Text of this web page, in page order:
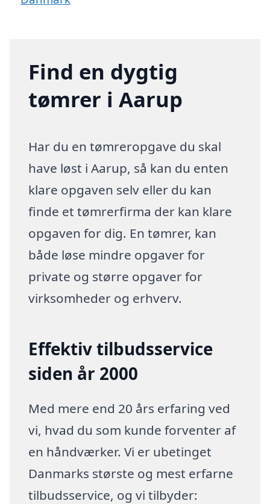
Find en dygtig
tømrer i Aarup
Har du en tømreropgave du skal
have løst i Aarup, så kan du enten
klare opgaven selv eller du kan
finde et tømrerfirma der kan klare
opgaven for dig. En tømrer, kan
både løse mindre opgaver for
private og større opgaver for
virksomheder og erhverv.
Effektiv tilbudsservice
siden år 2000
Med mere end 20 års erfaring ved
vi, hvad du som kunde forventer af
en håndværker. Vi er ubetinget
Danmarks største og mest erfarne
tilbudsservice, og vi tilbyder: